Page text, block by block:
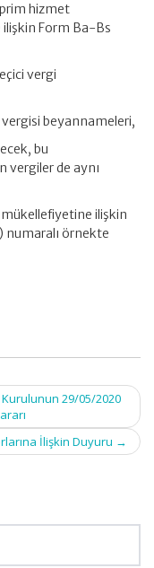
hizmet
ilişkin Form Ba-Bs
vergi
beyannameleri,
bu
vergiler de aynı
ilişkin
numaralı örnekte
29/05/2020
İlişkin Duyuru →